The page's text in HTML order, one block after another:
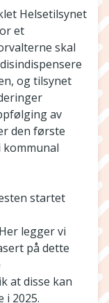
Helsetilsynet
et
skal
og tilsynet
av
den første
startet
legger vi
på dette
at disse kan
2025.